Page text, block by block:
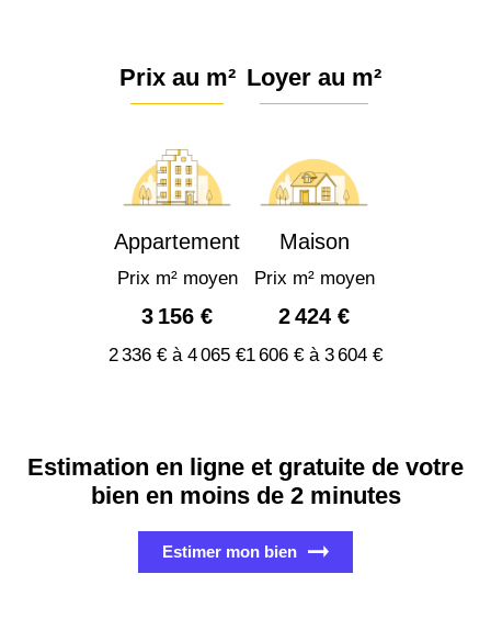
Prix au m²
Appartement
Prix m² moyen
3 156 €
2 336 € à 4 065 €
Loyer au m²
Maison
Prix m² moyen
2 424 €
1 606 € à 3 604 €
Estimation en ligne et gratuite de votre
bien en moins de 2 minutes
Estimer mon bien